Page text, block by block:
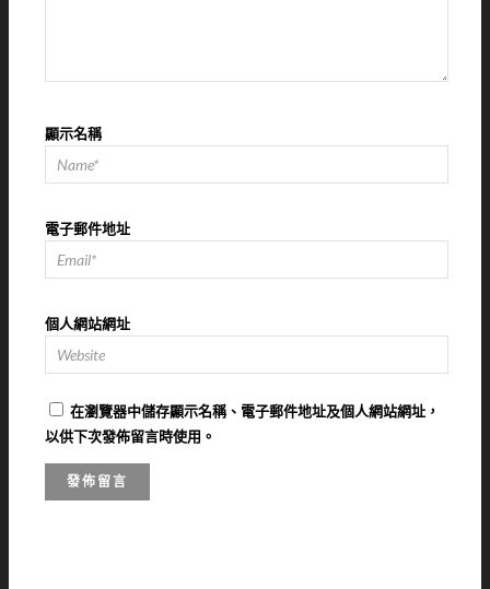
顯示名稱
電子郵件地址
個人網站網址
在瀏覽器中儲存顯示名稱、電子郵件地址及個人網站網址，
以供下次發佈留言時使用。